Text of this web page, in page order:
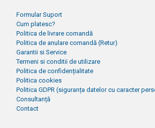
Formular Suport
Cum platesc?
Politica de livrare comandă
Politica de anulare comandă (Retur)
Garantii si Service
Termeni si conditii de utilizare
Politica de confidențialitate
Politica cookies
Politica GDPR (siguranța datelor cu caracter
Consultanță
Contact